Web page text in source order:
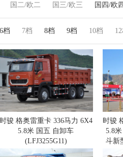
国二/欧二 国三/欧三 国四/欧
6档 7档 8档 9档 10档
时骏 格奥雷重卡 336马力 6X4
5.8米 国五 自卸车
(LFJ3255G11)
时骏
5.8
斗新